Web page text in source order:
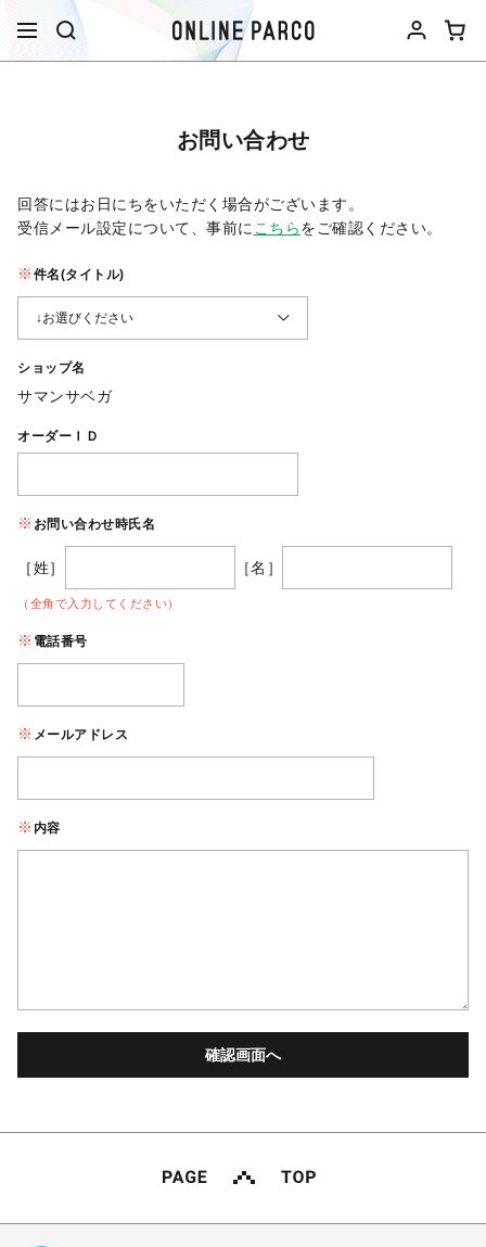
お問い合わせ
回答にはお日にちをいただく場合がございます。
受信メール設定について、事前に こちらをご確認ください。​
件名(タイトル)
ショップ名
サマンサベガ
オーダーＩＤ
お問い合わせ時氏名
［姓］ ［名］
（全角で入力してください）
電話番号
メールアドレス
内容